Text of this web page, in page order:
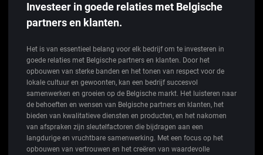
Investeer in goede relaties met Belgische
partners en klanten.
Het is van essentieel belang voor elk bedrijf om te investeren in
goede relaties met Belgische partners en klanten. Door het
opbouwen van sterke banden en het tonen van respect voor de
lokale cultuur en gewoonten, kan een bedrijf succesvol
samenwerken en groeien op de Belgische markt. Het luisteren naar
de behoeften en wensen van Belgische partners en klanten, het
bieden van kwalitatieve diensten en producten, en het nakomen
van afspraken zijn sleutelfactoren die bijdragen aan een
langdurige en vruchtbare samenwerking. Met een focus op het
opbouwen van vertrouwen en het creëren van waardevolle